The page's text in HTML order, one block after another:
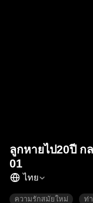
ลูกหายไป20ปี ก
01
ไทย
ความรักสมัยใหม่ ท่